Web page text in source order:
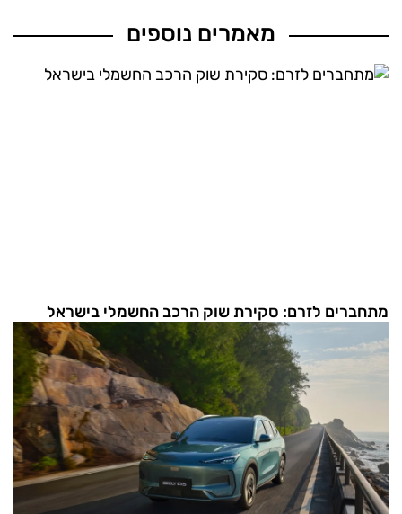
מאמרים נוספים
מתחברים לזרם: סקירת שוק הרכב החשמלי בישראל